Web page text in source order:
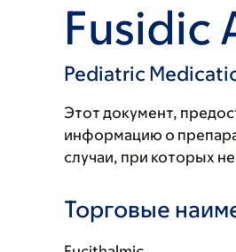
Fusidic
Pediatric
Этот документ,
информацию о
случаи, при которых
Торговые